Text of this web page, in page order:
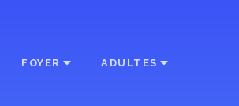
FOYER ADULTES